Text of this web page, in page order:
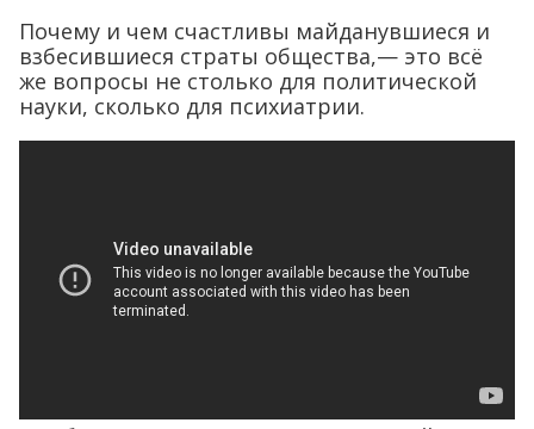
Почему и чем счастливы майданувшиеся и
взбесившиеся страты общества,— это всё
же вопросы не столько для политической
науки, сколько для психиатрии.